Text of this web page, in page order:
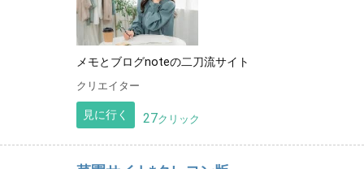
メモとブログnoteの二刀流サイト
クリエイター
見に行く 27クリック